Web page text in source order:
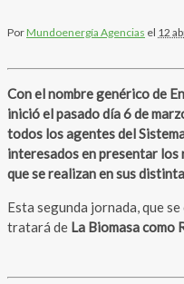
PorMundoenergía Agencias el 12
Con el nombre genérico de
inició el pasado día 6 de
todos los agentes del
interesados en presentar
que se realizan en sus
Esta segunda jornada, que
tratará de La Biomasa como